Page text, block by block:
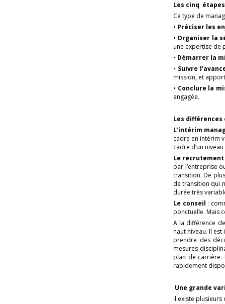
Les cinq
Ce type de
• Préciser les
• Organiser la
une expertise de
• Démarrer la
• Suivre
mission, et
• Conclure la
engagée.
Les
L’intérim
cadre en intérim
cadre d’un
Le
par l’entreprise
transition. De
de transition qui
durée très
Le conseil :
ponctuelle. Mais
A la différence
haut niveau. Il
prendre des
mesures
plan de carrière.
rapidement
Une grande
Il existe